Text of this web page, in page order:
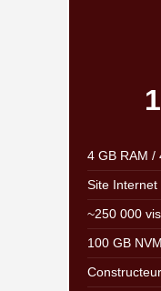
4 GB RAM /
Site Internet
~250 000
100 GB